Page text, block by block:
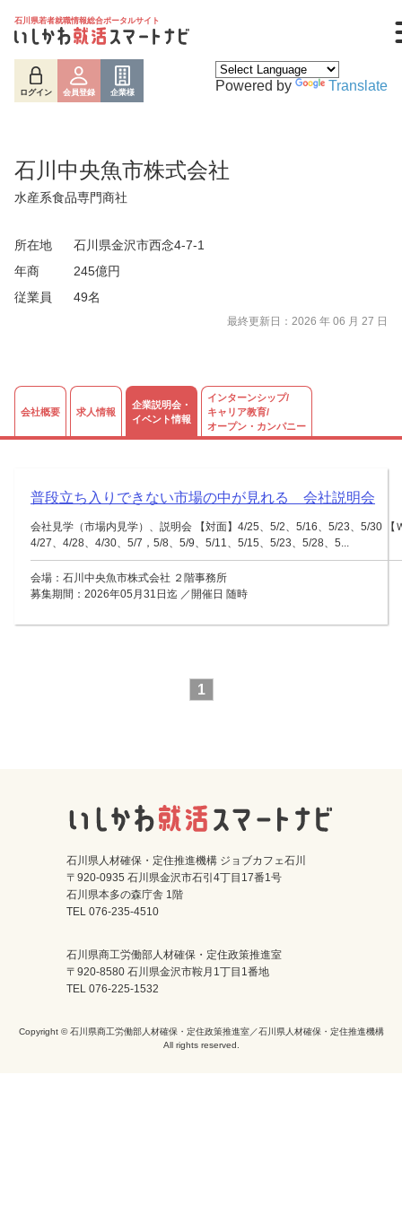
石川県若者就職情報総合ポータルサイト
ログイン 会員登録 企業様 Powered by Translate
石川中央魚市株式会社
水産系食品専門商社
所在地
石川県金沢市西念4-7-1
年商
245億円
従業員
49名
最終更新日：2026 年 06 月 27 日
会社概要 求人情報
企業説明会・
イベント情報
インターンシップ/
キャリア教育/
オープン・カンパニー
普段立ち入りできない市場の中が見れる 会社説明会
会社見学（市場内見学）、説明会 【対面】4/25、5/2、5/16、5/23、5/30 【
4/27、4/28、4/30、5/7，5/8、5/9、5/11、5/15、5/23、5/28、5...
会場：石川中央魚市株式会社 ２階事務所
募集期間：2026年05月31日迄 ／開催日 随時
1
石川県人材確保・定住推進機構 ジョブカフェ石川
〒920-0935 石川県金沢市石引4丁目17番1号
石川県本多の森庁舎 1階
TEL 076-235-4510
石川県商工労働部人材確保・定住政策推進室
〒920-8580 石川県金沢市鞍月1丁目1番地
TEL 076-225-1532
Copyright © 石川県商工労働部人材確保・定住政策推進室／石川県人材確保・定住推進機構
All rights reserved.